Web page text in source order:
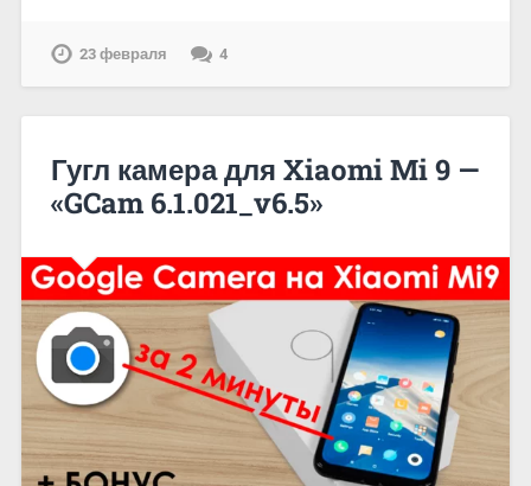
23 февраля 4
Гугл камера для Xiaomi Mi 9 —
«GCam 6.1.021_v6.5»